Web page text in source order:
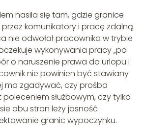
nasila się tam, gdzie granice
komunikatory i pracę zdalną.
nie odwołał pracownika w trybie
wykonywania pracy „po
o naruszenie prawa do urlopu i
nie powinien być stawiany
ma zgadywać, czy prośba
poleceniem służbowym, czy tylko
obu stron leży jasność
granic wypoczynku.